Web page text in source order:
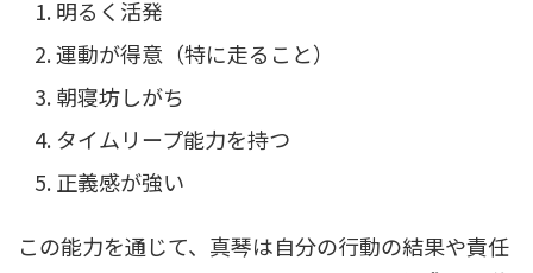
明るく活発
運動が得意（特に走ること）
朝寝坊しがち
タイムリープ能力を持つ
正義感が強い
この能力を通じて、真琴は自分の行動の結果や責任